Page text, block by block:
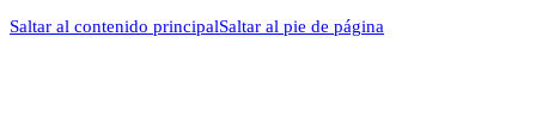
Saltar al contenido principalSaltar al pie de página